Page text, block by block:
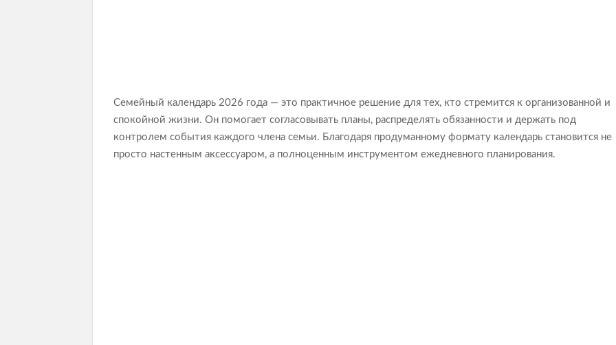
Семейный календарь 2026 года — это практичное решение для тех, кто стремится к организованной и
спокойной жизни. Он помогает согласовывать планы, распределять обязанности и держать под
контролем события каждого члена семьи. Благодаря продуманному формату календарь становится не
просто настенным аксессуаром, а полноценным инструментом ежедневного планирования.